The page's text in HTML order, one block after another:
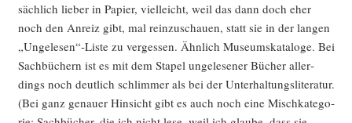
säch­lich lie­ber in Papier, viel­leicht, weil das dann doch eher
noch den Anreiz gibt, mal rein­zu­schau­en, statt sie in der lan­gen
„Ungelesen“-Liste zu ver­ges­sen. Ähn­lich Muse­ums­ka­ta­lo­ge. Bei
Sach­bü­chern ist es mit dem Sta­pel unge­le­se­ner Bücher aller­
dings noch deut­lich schlim­mer als bei der Unter­hal­tungs­li­te­ra­tur.
(Bei ganz genau­er Hin­sicht gibt es auch noch eine Misch­ka­te­go­